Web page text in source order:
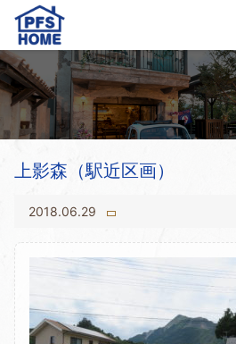
上影森（駅近区画）
2018.06.29